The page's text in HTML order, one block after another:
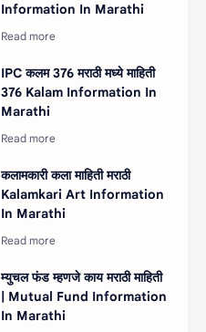
Information In Marathi
IPC कलम 376 मराठी मध्ये माहिती
376 Kalam Information In
Marathi
कलामकारी कला माहिती मराठी
Kalamkari Art Information
In Marathi
म्युचल फंड म्हणजे काय मराठी माहिती
| Mutual Fund Information
In Marathi